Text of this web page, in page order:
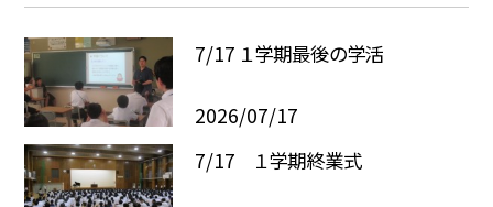
7/17 １学期最後の学活
2026/07/17
7/17 １学期終業式